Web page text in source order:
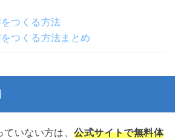
つくる方法
つくる方法まとめ
ていない方は、公式サイトで無料体